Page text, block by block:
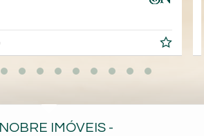
IMÓVEIS -